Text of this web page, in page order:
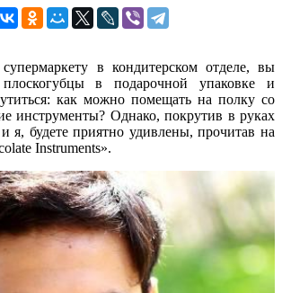
в кондитерском отделе, вы
в подарочной упаковке и
как можно помещать на полку со
инструменты? Однако, покрутив в руках
я, будете приятно удивлены, прочитав на
Instruments».